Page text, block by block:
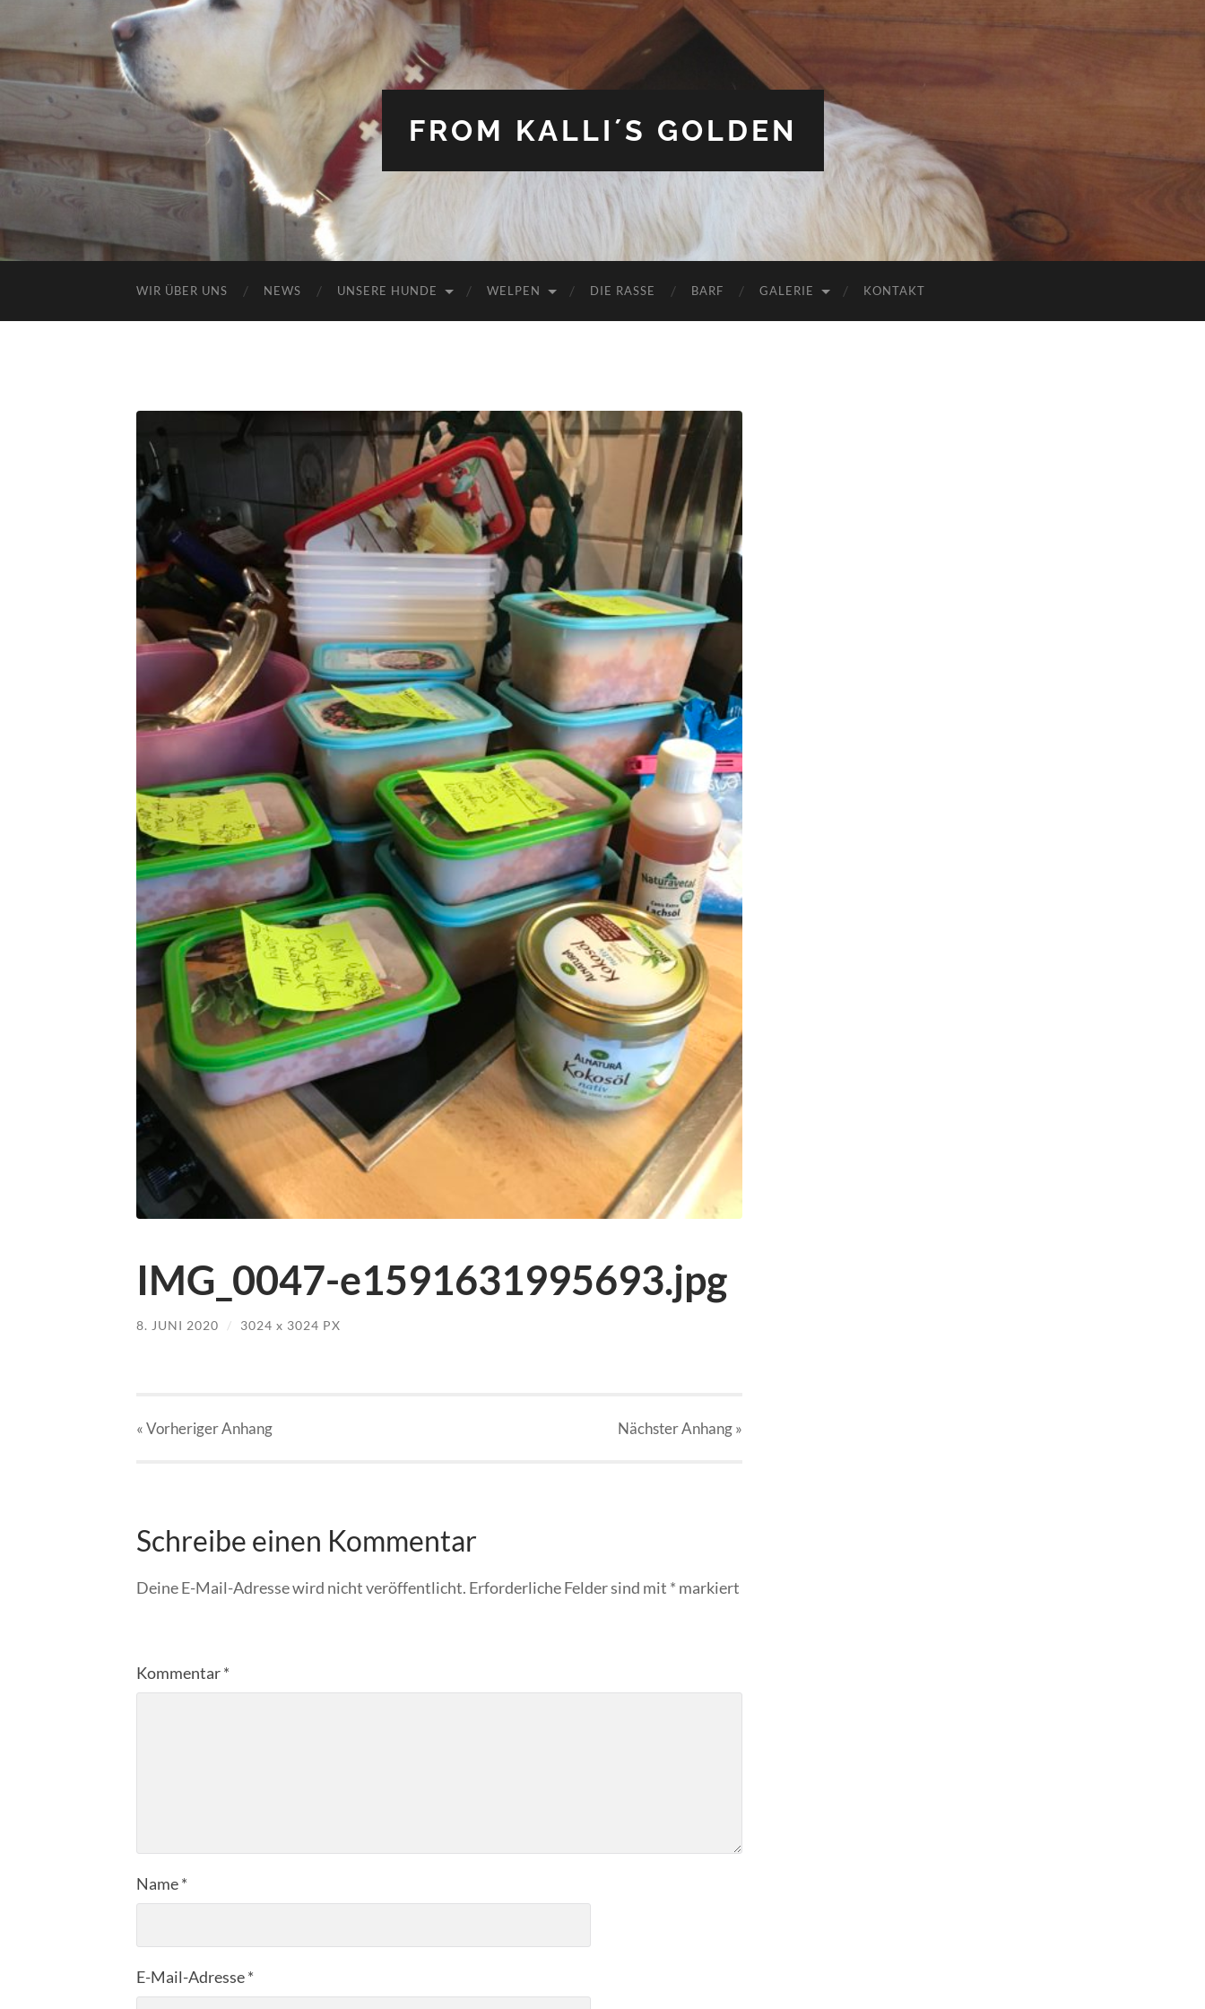
FROM KALLI´S GOLDEN
WIR ÜBER UNS NEWS UNSERE HUNDE WELPEN DIE RASSE BARF GALERIE KONTAKT
IMG_0047-e1591631995693.jpg
8. JUNI 2020 / 3024 x 3024 PX
« VorherigerAnhang NächsterAnhang»
Schreibe einen Kommentar
Deine E-Mail-Adresse wird nicht veröffentlicht. Erforderliche Felder sind mit * markiert
Kommentar*
Name*
E-Mail-Adresse*